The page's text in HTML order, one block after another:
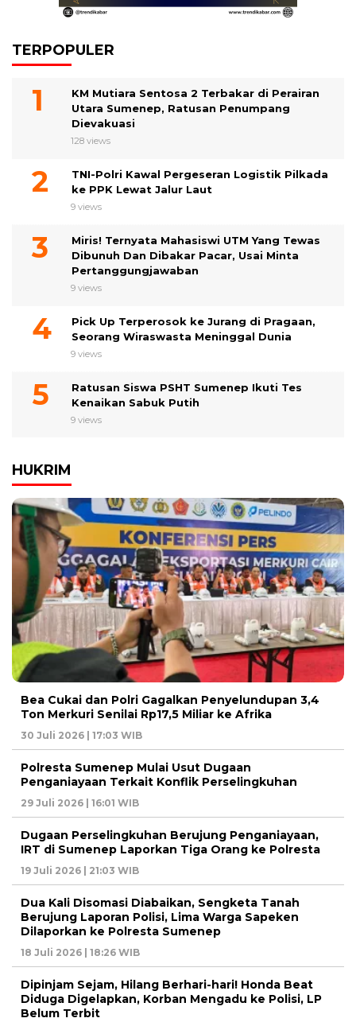
TERPOPULER
KM Mutiara Sentosa 2 Terbakar di Perairan
Utara Sumenep, Ratusan Penumpang
Dievakuasi
128 views
TNI-Polri Kawal Pergeseran Logistik Pilkada
ke PPK Lewat Jalur Laut
9 views
Miris! Ternyata Mahasiswi UTM Yang Tewas
Dibunuh Dan Dibakar Pacar, Usai Minta
Pertanggungjawaban
9 views
Pick Up Terperosok ke Jurang di Pragaan,
Seorang Wiraswasta Meninggal Dunia
9 views
Ratusan Siswa PSHT Sumenep Ikuti Tes
Kenaikan Sabuk Putih
9 views
HUKRIM
Bea Cukai dan Polri Gagalkan Penyelundupan 3,4
Ton Merkuri Senilai Rp17,5 Miliar ke Afrika
30 Juli 2026 | 17:03 WIB
Polresta Sumenep Mulai Usut Dugaan
Penganiayaan Terkait Konflik Perselingkuhan
29 Juli 2026 | 16:01 WIB
Dugaan Perselingkuhan Berujung Penganiayaan,
IRT di Sumenep Laporkan Tiga Orang ke Polresta
19 Juli 2026 | 21:03 WIB
Dua Kali Disomasi Diabaikan, Sengketa Tanah
Berujung Laporan Polisi, Lima Warga Sapeken
Dilaporkan ke Polresta Sumenep
18 Juli 2026 | 18:26 WIB
Dipinjam Sejam, Hilang Berhari-hari! Honda Beat
Diduga Digelapkan, Korban Mengadu ke Polisi, LP
Belum Terbit